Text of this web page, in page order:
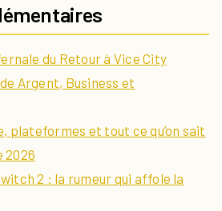
du Retour à Vice City
Argent, Business et
plateformes et tout ce qu’on sait
2026
2 : la rumeur qui affole la